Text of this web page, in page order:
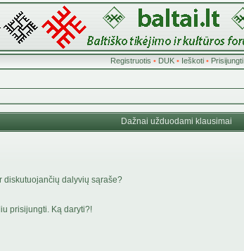
Registruotis • DUK• Ieškoti• Prisijungti
Dažnai užduodami klausimai
diskutuojančių dalyvių sąraše?
prisijungti. Ką daryti?!